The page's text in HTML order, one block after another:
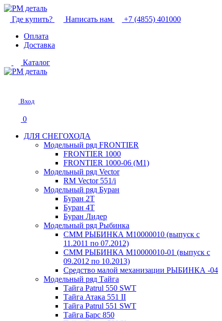
Где купить? Написать нам
+7 (4855) 401000
Оплата
Доставка
Каталог
Вход
0
ДЛЯ СНЕГОХОДА
Модельный ряд FRONTIER
FRONTIER 1000
FRONTIER 1000-06 (М1)
Модельный ряд Vector
RM Vector 551/i
Модельный ряд Буран
Буран 2Т
Буран 4Т
Буран Лидер
Модельный ряд Рыбинка
СММ РЫБИНКА M10000010 (выпуск с
11.2011 по 07.2012)
СММ РЫБИНКА M10000010-01 (выпуск с
09.2012 по 10.2013)
Средство малой механизации РЫБИНКА -04
Модельный ряд Тайга
Тайга Patrul 550 SWT
Тайга Атака 551 II
Тайга Patrul 551 SWT
Тайга Барс 850